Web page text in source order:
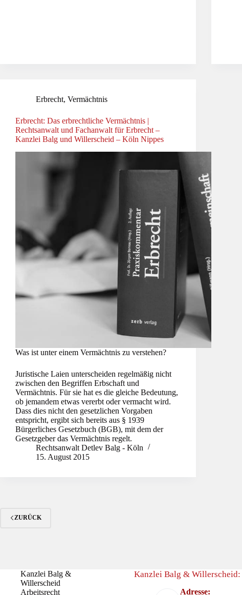
Erbrecht, Vermächtnis
Erbrecht: Das erbrechtliche Vermächtnis |
Rechtsanwalt und Fachanwalt für Erbrecht –
Kanzlei Balg und Willerscheid – Köln Nippes
Was ist unter einem Vermächtnis zu verstehen?
Juristische Laien unterscheiden regelmäßig nicht
zwischen den Begriffen Erbschaft und
Vermächtnis. Für sie hat es die gleiche Bedeutung,
ob jemandem etwas vererbt oder vermacht wird.
Dass dies nicht den gesetzlichen Vorgaben
entspricht, ergibt sich bereits aus § 1939
Bürgerliches Gesetzbuch (BGB), mit dem der
Gesetzgeber das Vermächtnis regelt.
Rechtsanwalt Detlev Balg - Köln
15. August 2015
ZURÜCK
Kanzlei Balg &
Willerscheid
Arbeitsrecht
Kanzlei Balg & Willerscheid:
Adresse: